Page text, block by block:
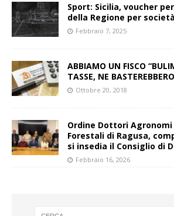
Sport: Sicilia, voucher
della Regione per
Febbraio 7, 2025
ABBIAMO UN FISCO
TASSE, NE
Ottobre 20, 2018
Ordine Dottori
Forestali di Ragusa,
si insedia il Consiglio di
Febbraio 16, 2026